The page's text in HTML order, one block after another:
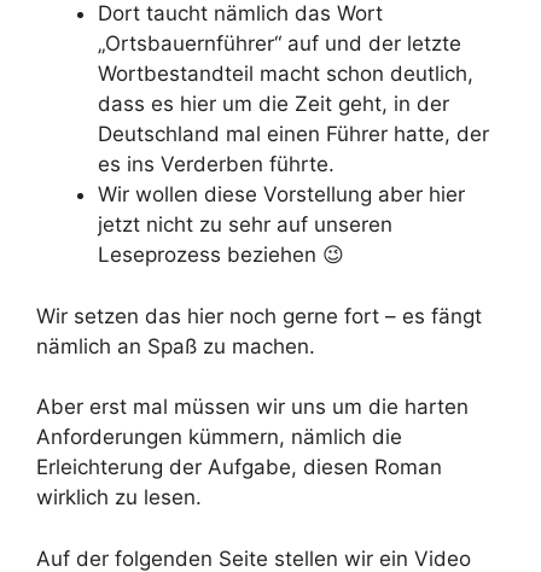
Dort taucht nämlich das Wort
„Ortsbauernführer“ auf und der letzte
Wortbestandteil macht schon deutlich,
dass es hier um die Zeit geht, in der
Deutschland mal einen Führer hatte, der
es ins Verderben führte.
Wir wollen diese Vorstellung aber hier
jetzt nicht zu sehr auf unseren
Leseprozess beziehen 😉
Wir setzen das hier noch gerne fort – es fängt
nämlich an Spaß zu machen.
Aber erst mal müssen wir uns um die harten
Anforderungen kümmern, nämlich die
Erleichterung der Aufgabe, diesen Roman
wirklich zu lesen.
Auf der folgenden Seite stellen wir ein Video